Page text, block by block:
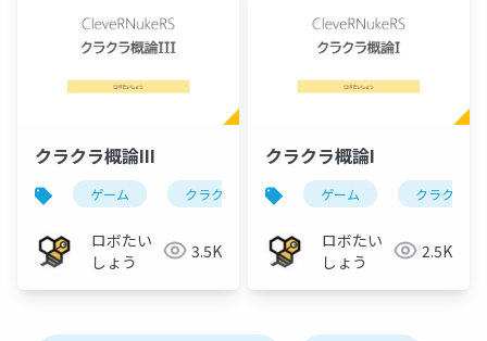
クラクラ概論III
ゲーム クラクラ
ロボたい
しょう
3.5K
クラクラ概論I
ゲーム クラクラ
ロボたい
しょう
2.5K